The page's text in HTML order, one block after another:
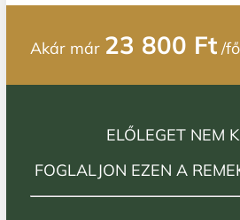
Akár már 23 800 Ft /
ELŐLEGET NEM
FOGLALJON EZEN A